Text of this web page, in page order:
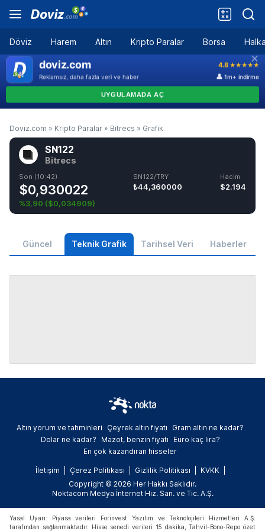
Döviz Harem Altın Kripto Paralar Borsa
Doviz.com » Kripto Paralar » Bitrecs » Grafik
SN122
Bitrecs
Son (10:42)
$0,930022
%3,90 ($0,034909)
SN122/TRY
₺44,360000
Hacim
$2.194
Güncel Teknik Grafik Tarihsel Veri Haberler
Altın yorum ve tahminleri Çeyrek altın fiyatı
Gram altın ne kadar?
Dolar ne kadar?
Mazot, benzin fiyatı
Euro kaç lira?
En çok kazandıran hisseler
İletişim Çerez Politikası Gizlilik Politikası
KVKK
Copyright © 2026 Her Hakkı Saklıdır.
Noktacom Medya İnternet Hiz. San. ve Tic. A.Ş.
Yasal Uyarı: Piyasa verileri Forinvest Yazılım ve Teknolojileri Hizmetleri A.Ş.
tarafından sağlanmaktadır. Hisse senedi verileri 15 dakika, Tahvil-Bono-Repo özet